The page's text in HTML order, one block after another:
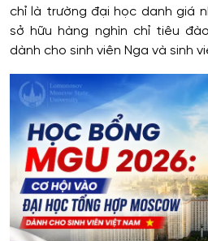
chỉ là trường đại học danh giá
sở hữu hàng nghìn chỉ tiêu
dành cho sinh viên Nga và sinh